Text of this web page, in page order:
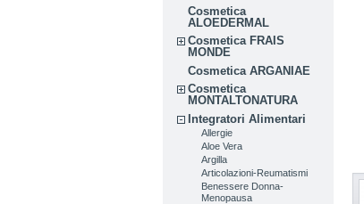
Cosmetica
ALOEDERMAL
Cosmetica FRAIS
MONDE
Cosmetica ARGANIAE
Cosmetica
MONTALTONATURA
Integratori Alimentari
Allergie
Aloe Vera
Argilla
Articolazioni-Reumatismi
Benessere Donna-
Menopausa